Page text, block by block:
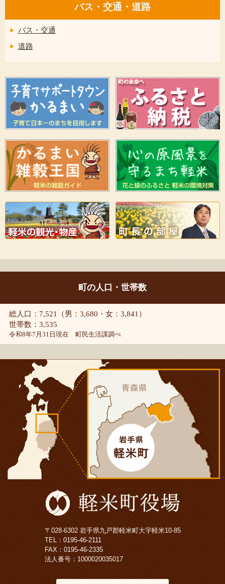
バス・交通・道路
バス・交通
道路
町の人口・世帯数
総人口：7,521（男：3,680・女：3,841）
世帯数：3,535
令和8年7月31日現在 町民生活課調べ
〒028-6302 岩手県九戸郡軽米町大字軽米10-85
TEL： 0195-46-2111
FAX：0195-46-2335
法人番号：1000020035017